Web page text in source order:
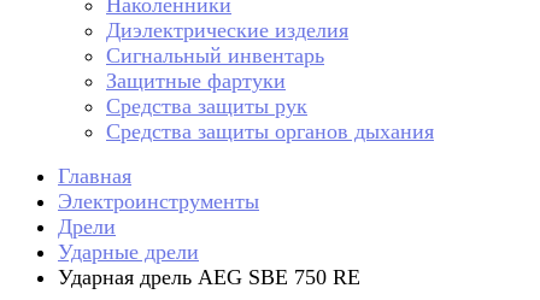
Наколенники
Диэлектрические изделия
Сигнальный инвентарь
Защитные фартуки
Средства защиты рук
Средства защиты органов дыхания
Главная
Электроинструменты
Дрели
Ударные дрели
Ударная дрель AEG SBE 750 RE